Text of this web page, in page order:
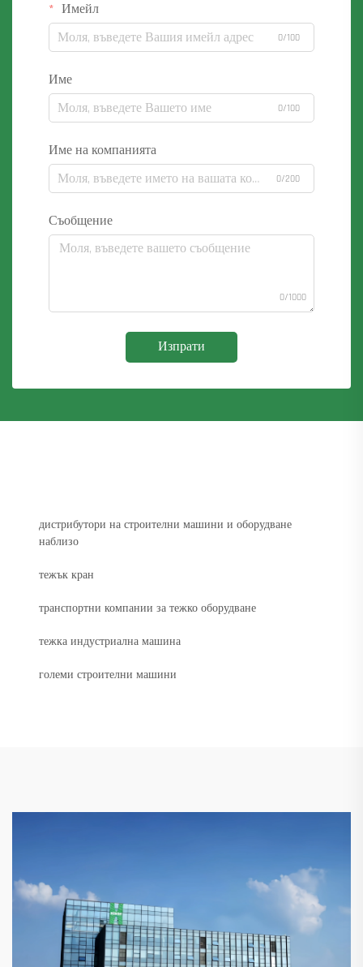
Имейл
0/100
Име
0/100
Име на компанията
0/200
Съобщение
0/1000
Изпрати
дистрибутори на строителни машини и оборудване
наблизо
тежък кран
транспортни компании за тежко оборудване
тежка индустриална машина
големи строителни машини